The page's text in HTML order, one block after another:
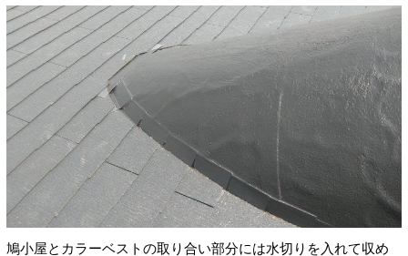
鳩小屋とカラーベストの取り合い部分には水切りを入れて収め